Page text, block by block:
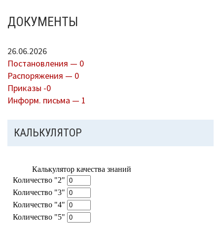
ДОКУМЕНТЫ
26.06.2026
Постановления — 0
Распоряжения — 0
Приказы -0
Информ. письма — 1
КАЛЬКУЛЯТОР